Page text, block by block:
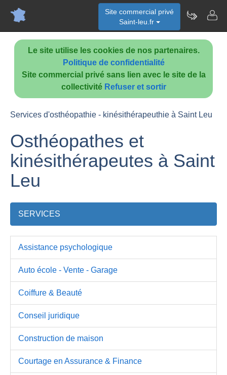
Le site utilise les cookies de nos partenaires.
Politique de confidentialité
Site commercial privé sans lien avec le site de la
collectivité Refuser et sortir
Site commercial privé
Saint-leu.fr
Services d'osthéopathie - kinésithérapeuthie à Saint Leu
Osthéopathes et
kinésithérapeutes à Saint
Leu
SERVICES
Assistance psychologique
Auto école - Vente - Garage
Coiffure & Beauté
Conseil juridique
Construction de maison
Courtage en Assurance & Finance